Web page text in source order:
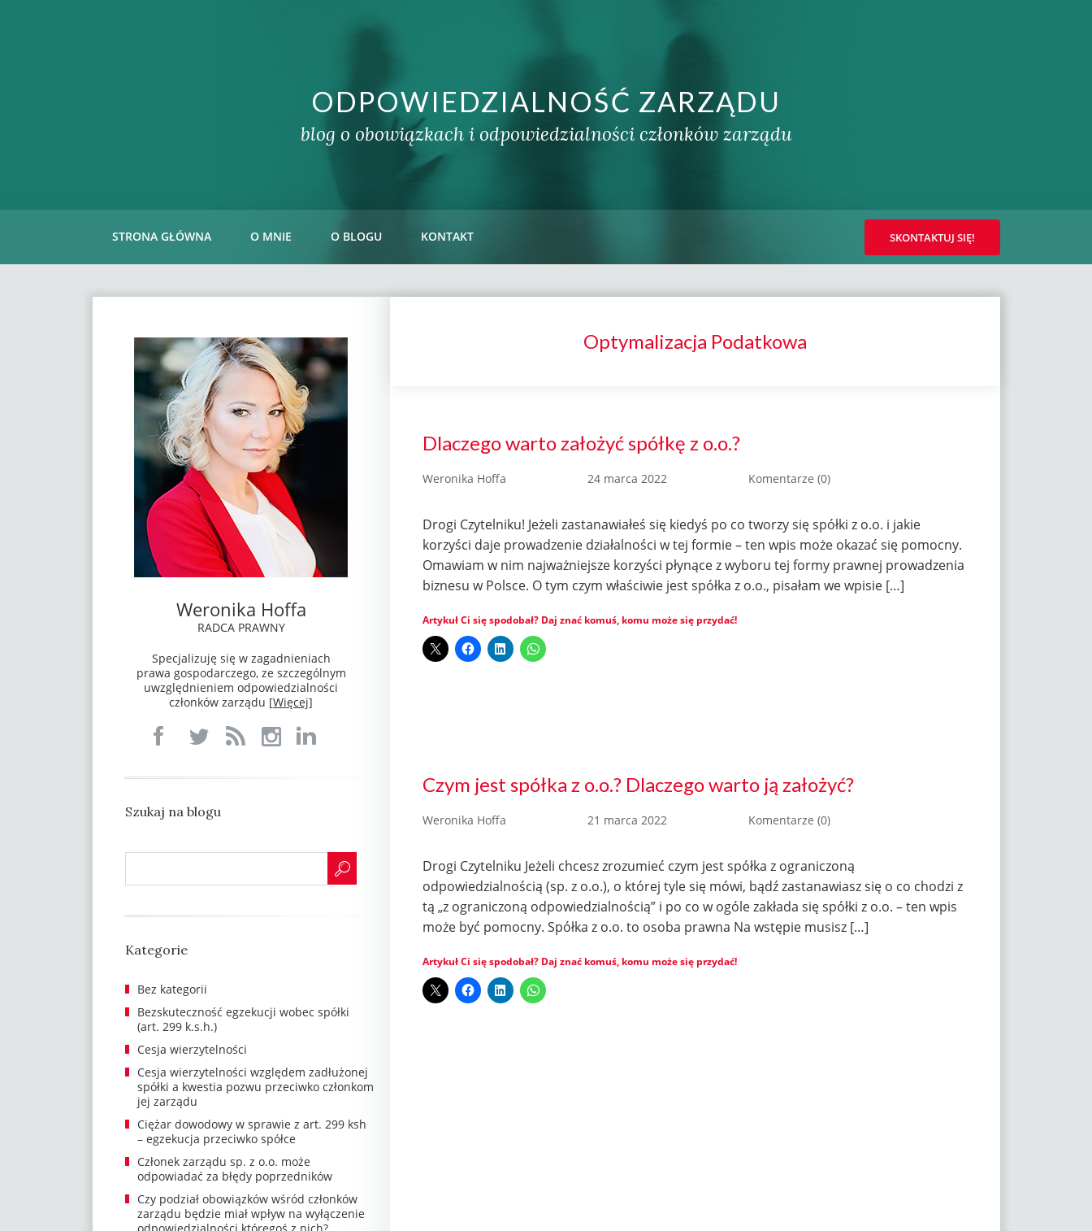
ODPOWIEDZIALNOŚĆ ZARZĄDU
blog o obowiązkach i odpowiedzialności członków zarządu
STRONA GŁÓWNA O MNIE O BLOGU KONTAKT SKONTAKTUJ SIĘ!
Optymalizacja Podatkowa
Dlaczego warto założyć spółkę z o.o.?
Weronika Hoffa 24 marca 2022 Komentarze (0)
Drogi Czytelniku! Jeżeli zastanawiałeś się kiedyś po co tworzy się spółki z o.o. i jakie
korzyści daje prowadzenie działalności w tej formie – ten wpis może okazać się pomocny.
Omawiam w nim najważniejsze korzyści płynące z wyboru tej formy prawnej prowadzenia
biznesu w Polsce. O tym czym właściwie jest spółka z o.o., pisałam we wpisie […]
Artykuł Ci się spodobał? Daj znać komuś, komu może się przydać!
Czym jest spółka z o.o.? Dlaczego warto ją założyć?
Weronika Hoffa 21 marca 2022 Komentarze (0)
Drogi Czytelniku Jeżeli chcesz zrozumieć czym jest spółka z ograniczoną
odpowiedzialnością (sp. z o.o.), o której tyle się mówi, bądź zastanawiasz się o co chodzi z
tą „z ograniczoną odpowiedzialnością” i po co w ogóle zakłada się spółki z o.o. – ten wpis
może być pomocny. Spółka z o.o. to osoba prawna Na wstępie musisz […]
Artykuł Ci się spodobał? Daj znać komuś, komu może się przydać!
Weronika Hoffa
RADCA PRAWNY
Specjalizuję się w zagadnieniach
prawa gospodarczego, ze szczególnym
uwzględnieniem odpowiedzialności
członków zarządu [Więcej]
Szukaj na blogu
Kategorie
Bez kategorii
Bezskuteczność egzekucji wobec spółki
(art. 299 k.s.h.)
Cesja wierzytelności
Cesja wierzytelności względem zadłużonej
spółki a kwestia pozwu przeciwko członkom
jej zarządu
Ciężar dowodowy w sprawie z art. 299 ksh
– egzekucja przeciwko spółce
Członek zarządu sp. z o.o. może
odpowiadać za błędy poprzedników
Czy podział obowiązków wśród członków
zarządu będzie miał wpływ na wyłączenie